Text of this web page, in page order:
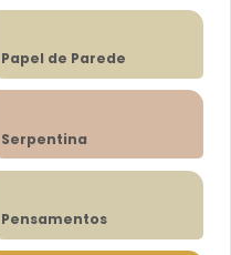
Papel de Parede
Serpentina
Pensamentos